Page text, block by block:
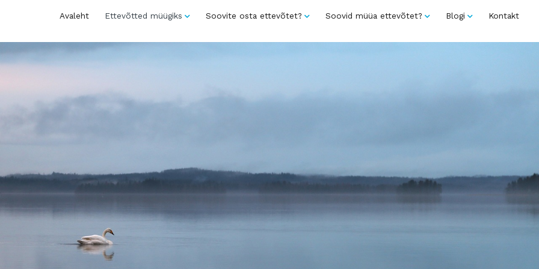
Avaleht Ettevõtted müügiks Soovite osta ettevõtet? Soovid müüa ettevõtet? Blogi Kontakt